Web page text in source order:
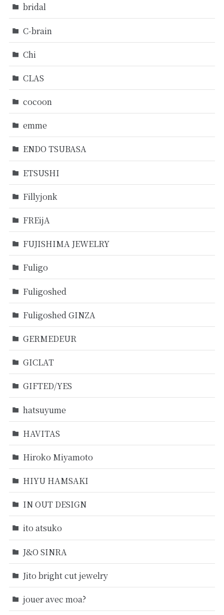
bridal
C-brain
Chi
CLAS
cocoon
emme
ENDO TSUBASA
ETSUSHI
Fillyjonk
FREijA
FUJISHIMA JEWELRY
Fuligo
Fuligoshed
Fuligoshed GINZA
GERMEDEUR
GICLAT
GIFTED/YES
hatsuyume
HAVITAS
Hiroko Miyamoto
HIYU HAMSAKI
IN OUT DESIGN
ito atsuko
J&O SINRA
Jito bright cut jewelry
jouer avec moa?